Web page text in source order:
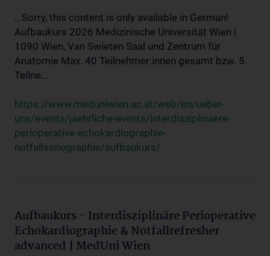
...Sorry, this content is only available in German!
Aufbaukurs 2026 Medizinische Universität Wien |
1090 Wien, Van Swieten Saal und Zentrum für
Anatomie Max. 40 Teilnehmer:innen gesamt bzw. 5
Teilne...
https://www.meduniwien.ac.at/web/en/ueber-
uns/events/jaehrliche-events/interdisziplinaere-
perioperative-echokardiographie-
notfallsonographie/aufbaukurs/
Aufbaukurs - Interdisziplinäre Perioperative
Echokardiographie & Notfallrefresher
advanced | MedUni Wien